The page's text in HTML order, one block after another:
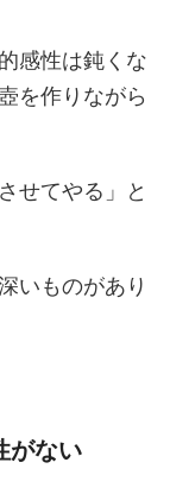
感性は鈍くな
を作りながら
せてやる」と
いものがあり
がない